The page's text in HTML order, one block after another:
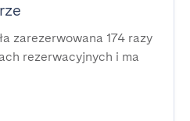
zarezerwowana 174 razy
rezerwacyjnych i ma